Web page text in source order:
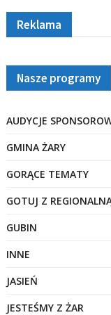
Reklama
Nasze programy
AUDYCJE
GMINA ŻARY
GORĄCE TEMATY
GOTUJ Z
GUBIN
INNE
JASIEŃ
JESTEŚMY Z ŻAR